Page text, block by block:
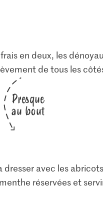
en deux, les
de tous les
Presque
au bout
avec les
réservées et